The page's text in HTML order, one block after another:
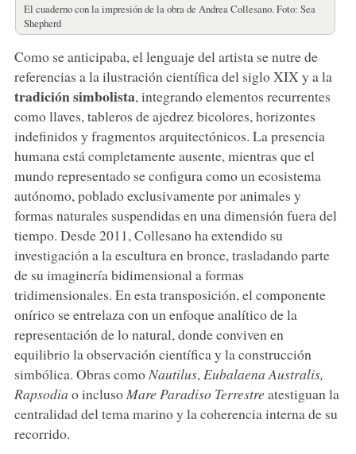
El cuaderno con la impresión de la obra de Andrea Collesano. Foto: Sea
Shepherd
Como se anticipaba, el lenguaje del artista se nutre de
referencias a la ilustración científica del siglo XIX y a la
tradiciónsimbolista, integrando elementos recurrentes
como llaves, tableros de ajedrez bicolores, horizontes
indefinidos y fragmentos arquitectónicos. La presencia
humana está completamente ausente, mientras que el
mundo representado se configura como un ecosistema
autónomo, poblado exclusivamente por animales y
formas naturales suspendidas en una dimensión fuera del
tiempo. Desde 2011, Collesano ha extendido su
investigación a la escultura en bronce, trasladando parte
de su imaginería bidimensional a formas
tridimensionales. En esta transposición, el componente
onírico se entrelaza con un enfoque analítico de la
representación de lo natural, donde conviven en
equilibrio la observación científica y la construcción
simbólica. Obras comoNautilus,Eubalaena Australis,
Rapsodia o inclusoMare Paradiso Terrestreatestiguan la
centralidad del tema marino y la coherencia interna de su
recorrido.